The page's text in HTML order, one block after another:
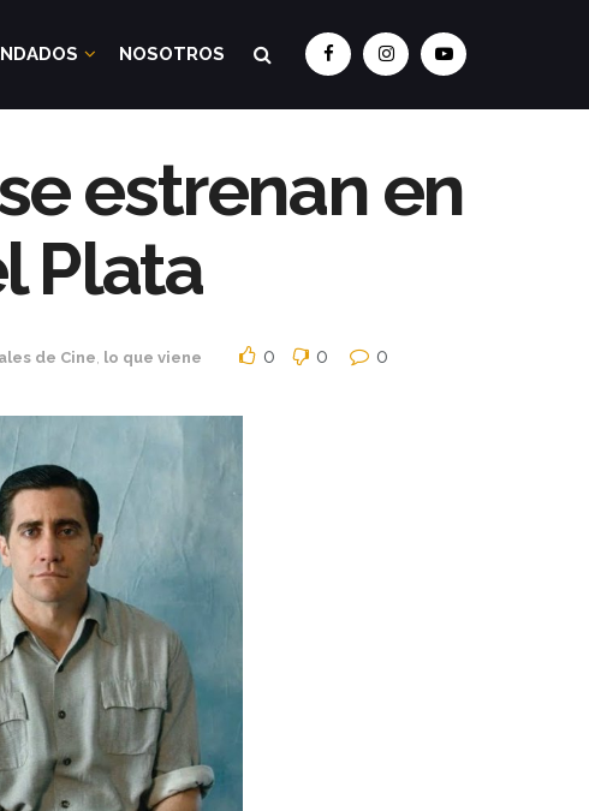
NOSOTROS
estrenan en
Plata
de Cine lo que viene 0 0 0